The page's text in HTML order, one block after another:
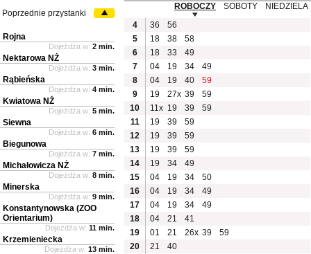
ROBOCZY
SOBOTY
NIEDZIELA
4
36
56
5
18 38
58
6
18 33
49
7
04 19 34
49
8
04 19 40
59
9
19 27x 39
59
10
11x 19 39
59
11
19 39
59
12
19 39
59
13
19 39
59
14
19 34
49
15
04 19 34
50
16
04 19 34
49
17
04 19 34
49
18
04 21
41
19
01 21 26x 39
59
20
21
40
Poprzednie przystanki
Rojna
Dojeżdża w: 2 min.
Nektarowa NŻ
Dojeżdża w: 3 min.
Rąbieńska
Dojeżdża w: 4 min.
Kwiatowa NŻ
Dojeżdża w: 5 min.
Siewna
Dojeżdża w: 6 min.
Biegunowa
Dojeżdża w: 7 min.
Michałowicza NŻ
Dojeżdża w: 8 min.
Minerska
Dojeżdża w: 9 min.
Konstantynowska (ZOO
Orientarium)
Dojeżdża w: 11 min.
Krzemieniecka
Dojeżdża w: 13 min.